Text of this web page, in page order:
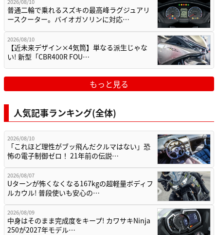
2026/08/10
普通二輪で乗れるスズキの最高峰ラグジュアリ
ースクーター。バイオガソリンに対応…
2026/08/10
【近未来デザイン×4気筒】単なる派生じゃな
い! 新型「CBR400R FOU…
もっと見る
人気記事ランキング(全体)
2026/08/10
「これほど理性がブッ飛んだクルマはない」恐
怖の電子制御ゼロ！ 21年前の伝説…
2026/08/07
Uターンが怖くなくなる167kgの超軽量ボディフ
ルカウル! 普段使いも安心の…
2026/08/09
中身はそのまま完成度をキープ! カワサキNinja
250が2027年モデル…